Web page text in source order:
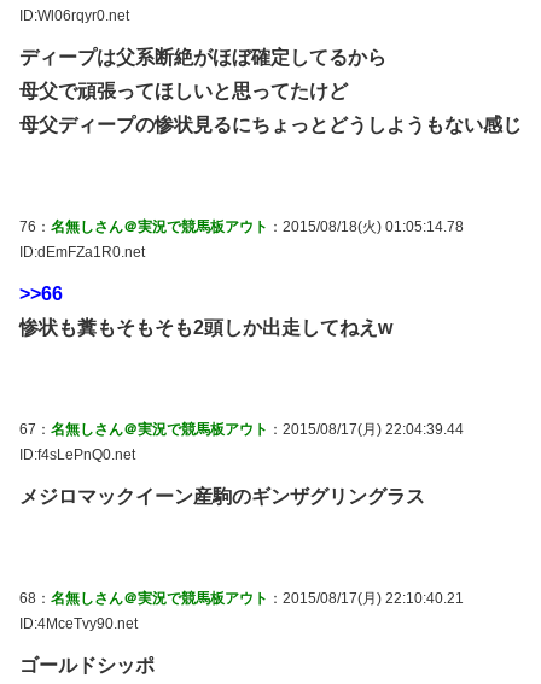
ID:Wl06rqyr0.net
ディープは父系断絶がほぼ確定してるから
母父で頑張ってほしいと思ってたけど
母父ディープの惨状見るにちょっとどうしようもない感じ
76： 名無しさん＠実況で競馬板アウト ：2015/08/18(火) 01:05:14.78
ID:dEmFZa1R0.net
>>66
惨状も糞もそもそも2頭しか出走してねえw
67： 名無しさん＠実況で競馬板アウト ：2015/08/17(月) 22:04:39.44
ID:f4sLePnQ0.net
メジロマックイーン産駒のギンザグリングラス
68： 名無しさん＠実況で競馬板アウト ：2015/08/17(月) 22:10:40.21
ID:4MceTvy90.net
ゴールドシッポ